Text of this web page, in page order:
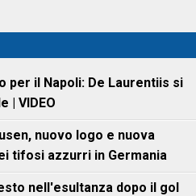
per il Napoli: De Laurentiis si
| VIDEO
nuovo logo e nuova
tifosi azzurri in Germania
nell'esultanza dopo il gol